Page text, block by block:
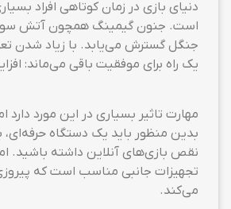
دنیای بازی در زمان کوتاهی افراد
است. جنون گیمینگ همچون آتش
جنگل گسترش می‌یابد. با زیاد شدن
یک راه برای موفقیت باقی می‌ماند:
مهارت تاثیر بسیاری در این مورد دارد
بدین منظور باید یک دستگاه حرفه‌ای،
نقص بازی‌های آنلاین داشته باشید.
تجهیزات جانبی مناسب است که
می‌کند.